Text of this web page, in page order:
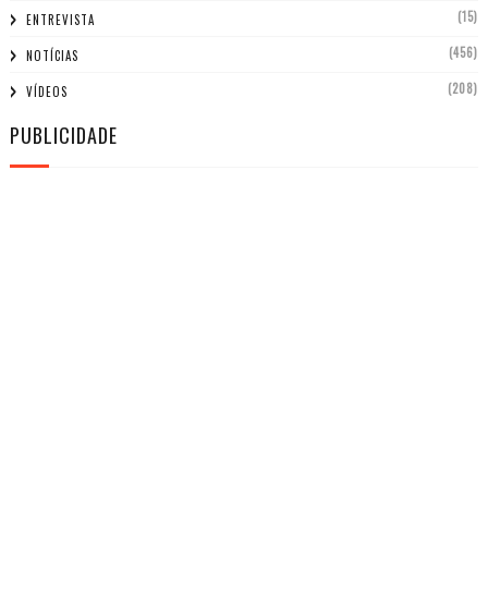
ENTREVISTA (15)
NOTÍCIAS (456)
VÍDEOS (208)
PUBLICIDADE